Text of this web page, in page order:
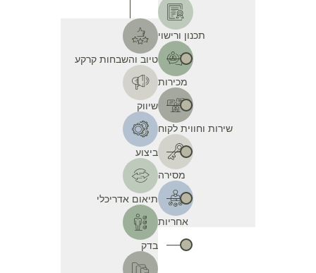
תכנון ורישוי
מכירות
שירות וחווית לקוח
מסירה
אחריות
טיוב והשבחות קרקע
שיווק
ביצוע
תיאום אדריכלי
בדק